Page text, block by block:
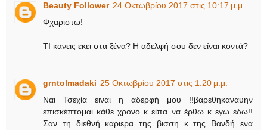
Beauty Follower 24 Οκτωβρίου 2017 στις 10:17 μ.μ.
Φχαριστω!
ΤΙ κανεις εκει στα ξένα? Η αδελφή σου δεν είναι κοντά?
grntolmadaki 25 Οκτωβρίου 2017 στις 1:20 μ.μ.
Ναι Τσεχία ειναι η αδερφή μου !!βαρεθηκαναυην
επισκέπτομαι κάθε χρονο κ είπα να έρθω κ εγω εδω!!
Σαν τη διεθνή καριερα της βισση κ της Βανδή ενα